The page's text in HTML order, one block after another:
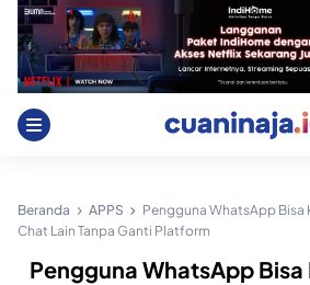
Skip
content
Beranda APPS
Pengguna WhatsApp Bisa
Chat Lain Tanpa Ganti Platform
Pengguna WhatsApp Bisa